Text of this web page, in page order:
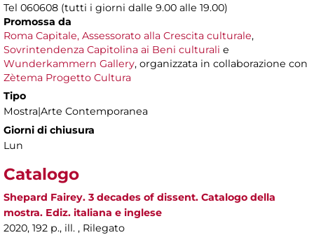
Tel 060608 (tutti i giorni dalle 9.00 alle 19.00)
Promossa da
Roma Capitale, Assessorato alla Crescita culturale,
Sovrintendenza Capitolina ai Beni culturali e
Wunderkammern Gallery, organizzata in collaborazione con
Zètema Progetto Cultura
Tipo
Mostra|Arte Contemporanea
Giorni di chiusura
Lun
Catalogo
Shepard Fairey. 3 decades of dissent. Catalogo della
mostra. Ediz. italiana e inglese
2020, 192 p., ill. , Rilegato